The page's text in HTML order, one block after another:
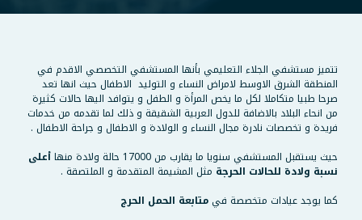
تتميز مستشفي الجلاء التعليمي بأنها المستشفي التخصصي الاقدم في
المنطقة الشرق الاوسط لامراض النساء و التوليد الاطفال حيث انها تعد
صرحا طبيا متكاملا لكل ما يخص المرأة و الطفل و يتوافد اليها حالات كثيرة
من انحاء البلاد بالاضافة للدول العربية الشقيقة و ذلك لما تقدمه من خدمات
فريدة و تخصصات نادرة مجال النساء و الولادة و الاطفال و جراحة الاطفال .
حيث يستقبل المستشفي سنويا ما يقارب من 17000 حالة ولادة منها
أعلى
نسبة ولادة للحالات الحرجة مثل المشيمة المتقدمة و الملتصقة .
كما يوجد عيادات متخصصة في متابعة الحمل الحرج